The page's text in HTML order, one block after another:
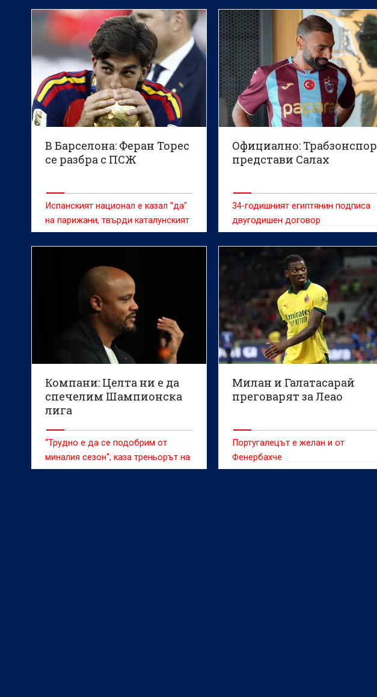
В Барселона: Феран Торес
се разбра с ПСЖ
Испанският национал е казал "да"
на парижани, твърди каталунският
вестник "Спорт"
Официално: Трабзонспор
представи Салах
34-годишният египтянин подписа
двугодишен договор
Компани: Целта ни е да
спечелим Шампионска
лига
“Трудно е да се подобрим от
миналия сезон", каза треньорът на
Байерн
Милан и Галатасарай
преговарят за Леао
Португалецът е желан и от
Фенербахче